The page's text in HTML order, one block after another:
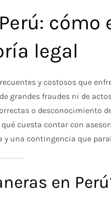
cómo
legal
y costosos que
grandes fraudes ni de
o desconocimiento
cuesta contar con
una contingencia que
en